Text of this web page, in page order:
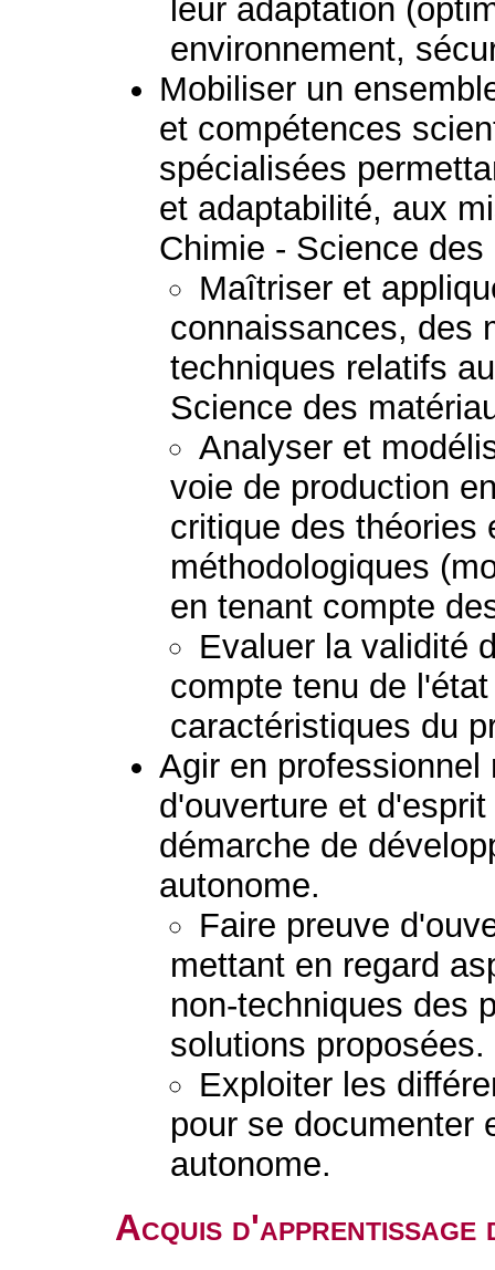
leur adaptation
environnement,
Mobiliser un
et compétences
spécialisées
et adaptabilité, aux
Chimie - Science
Maîtriser et
connaissances, des
techniques relatifs
Science des
Analyser et
voie de production
critique des théories
méthodologiques
en tenant compte
Evaluer la validité
compte tenu de
caractéristiques du
Agir en
d'ouverture et
démarche de
autonome.
Faire preuve
mettant en regard
non-techniques des
solutions proposées.
Exploiter les
pour se documenter
autonome.
Acquis d'apprentissage